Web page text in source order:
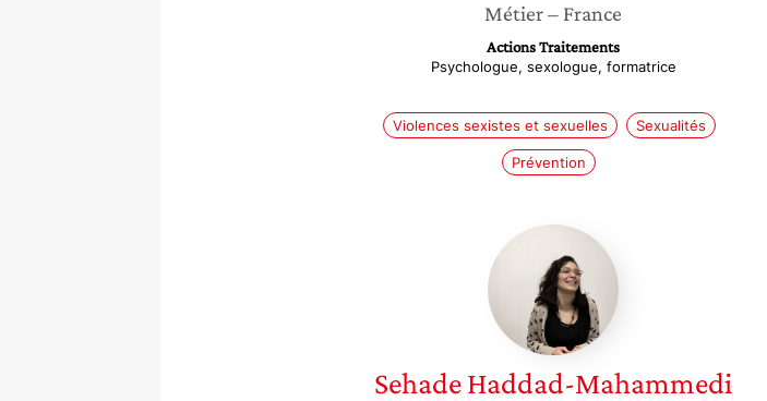
Métier– France
Actions Traitements
Psychologue, sexologue, formatrice
Violences sexistes et sexuelles Sexualités
Prévention
Sehade
Haddad-
Mahammedi
SehadeHaddad-Mahammedi